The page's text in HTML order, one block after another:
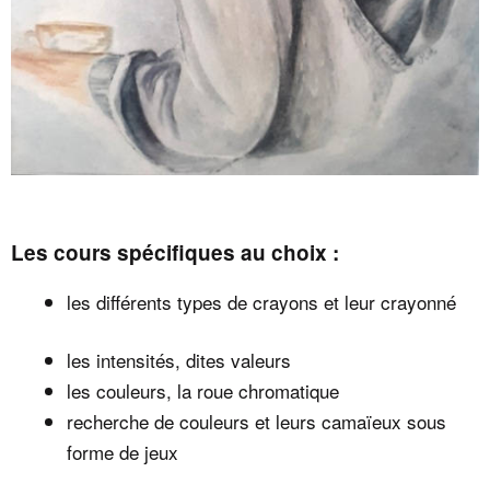
Les cours spécifiques au choix :
les différents types de crayons et leur crayonné
les intensités, dites valeurs
les couleurs, la roue chromatique
recherche de couleurs et leurs camaïeux sous
forme de jeux